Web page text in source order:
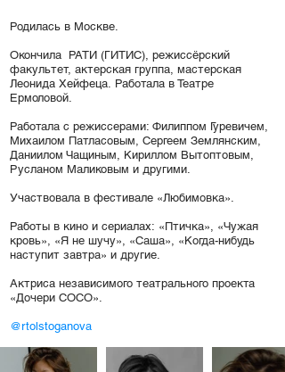
Родилась в Москве.
Окончила РАТИ (ГИТИС), режиссёрский
факультет, актерская группа, мастерская
Леонида Хейфеца. Работала в Театре
Ермоловой.
Работала с режиссерами: Филиппом Гуревичем,
Михаилом Патласовым, Сергеем Землянским,
Даниилом Чащиным, Кириллом Вытоптовым,
Русланом Маликовым и другими.
Участвовала в фестивале «Любимовка».
Работы в кино и сериалах: «Птичка», «Чужая
кровь», «Я не шучу», «Саша», «Когда-нибудь
наступит завтра» и другие.
Актриса независимого театрального проекта
«Дочери СОСО».
@rtolstoganova